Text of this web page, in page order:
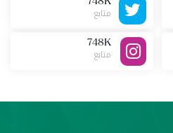
متابع
748K
متابع